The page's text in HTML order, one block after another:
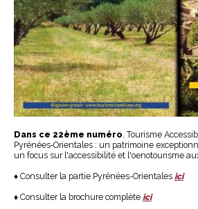
Dans ce 22ème numéro, Tourisme
Pyrénées‐Orientales : un patrimoine
un focus sur l'accessibilité et l'oenotourisme
♦ Consulter la partie Pyrénées-Orientales ici
♦ Consulter la brochure complète ici